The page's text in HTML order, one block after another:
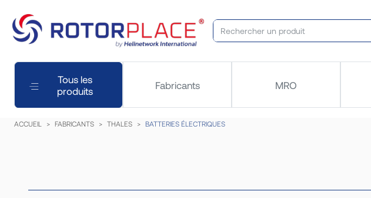
Tous les
produits
Fabricants MRO
ACCUEIL FABRICANTS THALES BATTERIES ÉLECTRIQUES